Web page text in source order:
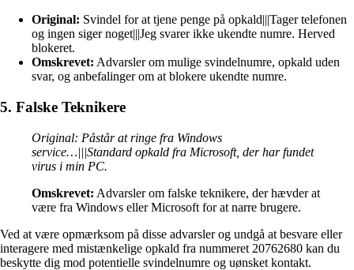
Original: Svindel for at tjene penge på opkald|||Tager telefonen
og ingen siger noget|||Jeg svarer ikke ukendte numre. Herved
blokeret.
Omskrevet: Advarsler om mulige svindelnumre, opkald uden
svar, og anbefalinger om at blokere ukendte numre.
5. Falske Teknikere
Original: Påstår at ringe fra Windows
service…|||Standard opkald fra Microsoft, der har fundet
virus i min PC.
Omskrevet: Advarsler om falske teknikere, der hævder at
være fra Windows eller Microsoft for at narre brugere.
Ved at være opmærksom på disse advarsler og undgå at besvare eller
interagere med mistænkelige opkald fra nummeret 20762680 kan du
beskytte dig mod potentielle svindelnumre og uønsket kontakt.